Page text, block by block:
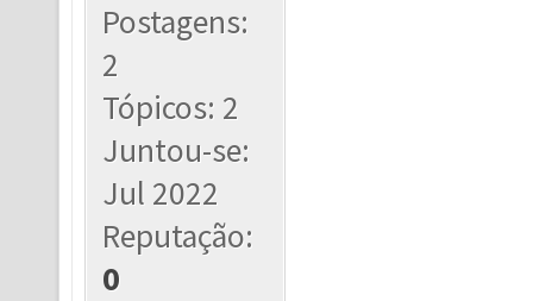
Postagens:
2
Tópicos: 2
Juntou-se:
Jul 2022
Reputação:
0